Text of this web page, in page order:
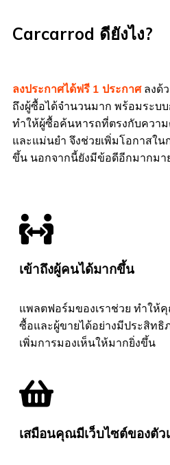
Carcarrod ดียังไง?
ลงประกาศได้ฟรี 1 ประกาศลงด้ว
ถึงผู้ซื้อได้จำนวนมาก พร้อมระบ
ทำให้ผู้ซื้อค้นหารถที่ตรงกับความ
และแม่นยำ จึงช่วยเพิ่มโอกาสใน
ขึ้น นอกจากนี้ยังมีข้อดีอีกมากมา
เข้าถึงผู้คนได้มากขึ้น
แพลตฟอร์มของเราช่วย ทำให้
ซื้อและผู้ขายได้อย่างมีประสิท
เพิ่มการมองเห็นให้มากยิ่งขึ้น
เสมือนคุณมีเว็บไซต์ของตัว